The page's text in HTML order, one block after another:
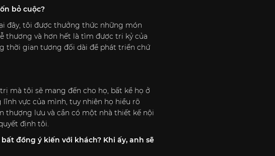
bỏ cuộc?
đây, tôi được thưởng thức những món
thương và hơn hết là tìm được tri kỷ của
thời gian tương đối dài để phát triển chứ
mà tôi sẽ mang đến cho họ, bất kể họ ở
vực của mình, tuy nhiên họ hiểu rõ
thượng lưu và cần có một nhà thiết kế nội
định tôi.
đồng ý kiến với khách? Khi ấy, anh sẽ